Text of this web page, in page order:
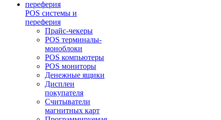
POS системы и
переферия
Прайс-чекеры
POS терминалы-
моноблоки
POS компьютеры
POS мониторы
Денежные ящики
Дисплеи
покупателя
Считыватели
магнитных карт